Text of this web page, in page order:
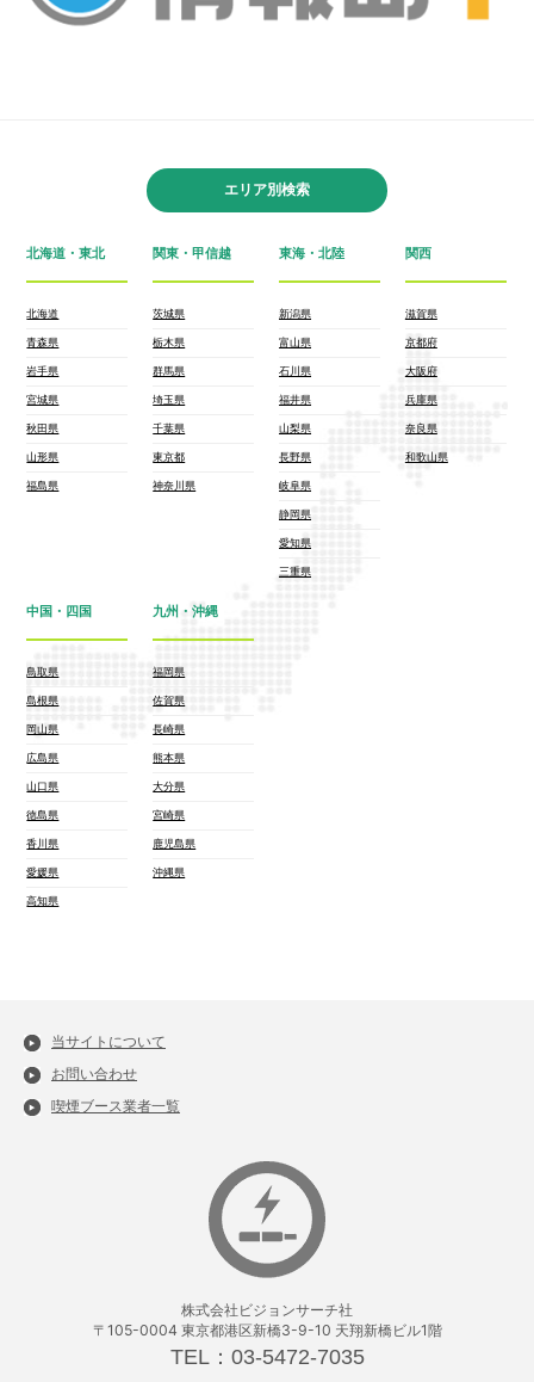
エリア別検索
北海道・東北
北海道
青森県
岩手県
宮城県
秋田県
山形県
福島県
関東・甲信越
茨城県
栃木県
群馬県
埼玉県
千葉県
東京都
神奈川県
東海・北陸
新潟県
富山県
石川県
福井県
山梨県
長野県
岐阜県
静岡県
愛知県
三重県
関西
滋賀県
京都府
大阪府
兵庫県
奈良県
和歌山県
中国・四国
鳥取県
島根県
岡山県
広島県
山口県
徳島県
香川県
愛媛県
高知県
九州・沖縄
福岡県
佐賀県
長崎県
熊本県
大分県
宮崎県
鹿児島県
沖縄県
当サイトについて
お問い合わせ
喫煙ブース業者一覧
株式会社ビジョンサーチ社
〒105-0004 東京都港区新橋3-9-10 天翔新橋ビル1階
TEL：03-5472-7035